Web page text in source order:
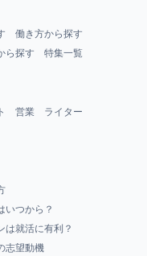
働き方から探す
ら探す 特集一覧
営業
ライター
いつから？
は就活に有利？
志望動機